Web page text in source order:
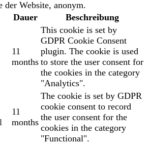
der Website, anonym.
Dauer Beschreibung
11
months
This cookie is set by
GDPR Cookie Consent
plugin. The cookie is used
to store the user consent for
the cookies in the category
"Analytics".
11
months
The cookie is set by GDPR
cookie consent to record
the user consent for the
cookies in the category
"Functional".